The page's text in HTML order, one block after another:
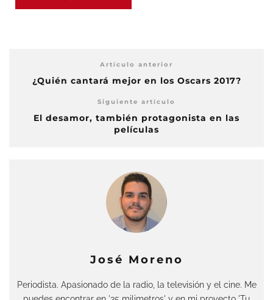
Artículo anterior
¿Quién cantará mejor en los Oscars 2017?
Siguiente artículo
El desamor, también protagonista en las
películas
José Moreno
Periodista. Apasionado de la radio, la televisión y el cine. Me